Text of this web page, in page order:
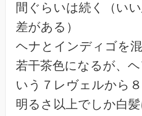
間ぐらいは続く（い
差がある）
ヘナとインディゴを
若干茶色になるが、
いう７レヴェルから
明るさ以上でしか白